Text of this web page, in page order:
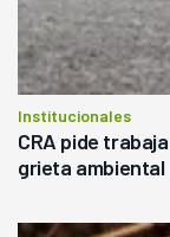
Institucionales
CRA pide
grieta ambiental